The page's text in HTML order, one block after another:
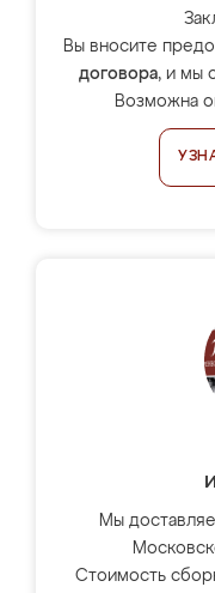
Вы вносите
договора, и мы
Возможна
Мы
Стоимость